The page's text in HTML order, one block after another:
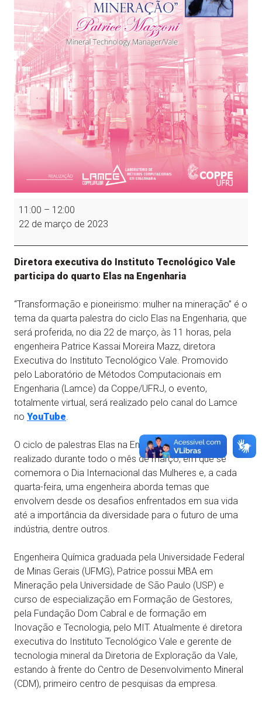
Elas
na
–
Transformação
e
mulher
na
mineração
11:00 – 12:00
22 de março de 2023
Diretora executiva do Instituto Tecnológico Vale
participa do quarto Elas na Engenharia
“Transformação e pioneirismo: mulher na mineração” é o
tema da quarta palestra do ciclo Elas na Engenharia, que
será proferida, no dia 22 de março, às 11 horas, pela
engenheira Patrice Kassai Moreira Mazz, diretora
Executiva do Instituto Tecnológico Vale. Promovido
pelo Laboratório de Métodos Computacionais em
Engenharia (Lamce) da Coppe/UFRJ, o evento,
totalmente virtual, será realizado pelo canal do Lamce
no YouTube.
O ciclo de palestras Elas na Engenharia está sendo
realizado durante todo o mês de março, em que se
comemora o Dia Internacional das Mulheres e, a cada
quarta-feira, uma engenheira aborda temas que
envolvem desde os desafios enfrentados em sua vida
até a importância da diversidade para o futuro de uma
indústria, dentre outros.
Engenheira Química graduada pela Universidade Federal
de Minas Gerais (UFMG), Patrice possui MBA em
Mineração pela Universidade de São Paulo (USP) e
curso de especialização em Formação de Gestores,
pela Fundação Dom Cabral e de formação em
Inovação e Tecnologia, pelo MIT. Atualmente é diretora
executiva do Instituto Tecnológico Vale e gerente de
tecnologia mineral da Diretoria de Exploração da Vale,
estando à frente do Centro de Desenvolvimento Mineral
(CDM), primeiro centro de pesquisas da empresa.